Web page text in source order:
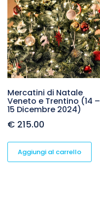
Mercatini di Natale
Veneto e Trentino (14 –
15 Dicembre 2024)
€ 215.00
Aggiungi al carrello